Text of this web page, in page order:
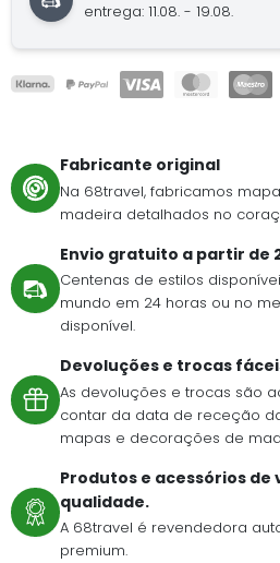
entrega: 11.08. - 19.08.
Fabricante original
Na 68travel, fabricamos
madeira detalhados no
Envio gratuito a partir de
Centenas de estilos
mundo em 24 horas ou no
disponível.
Devoluções e trocas
As devoluções e trocas são
contar da data de receção
mapas e decorações de
Produtos e acessórios de
qualidade.
A 68travel é revendedora
premium.